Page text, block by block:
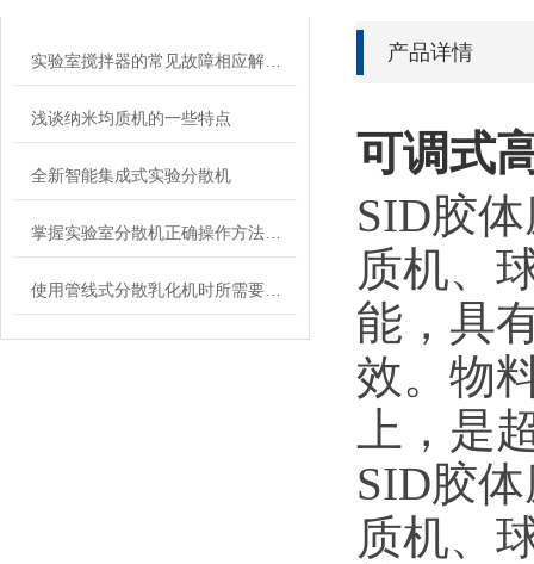
浅谈纳米均质机的一些特点
全新智能集成式实验分散机
产品详情
可调式
SID胶
质机、
能，具
效。物
上，是
SID胶
质机、